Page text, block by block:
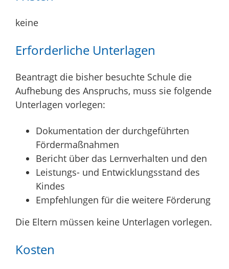
keine
Erforderliche Unterlagen
Beantragt die bisher besuchte Schule die
Aufhebung des Anspruchs, muss sie folgende
Unterlagen vorlegen:
Dokumentation der durchgeführten
Fördermaßnahmen
Bericht über das Lernverhalten und den
Leistungs- und Entwicklungsstand des
Kindes
Empfehlungen für die weitere Förderung
Die Eltern müssen keine Unterlagen vorlegen.
Kosten